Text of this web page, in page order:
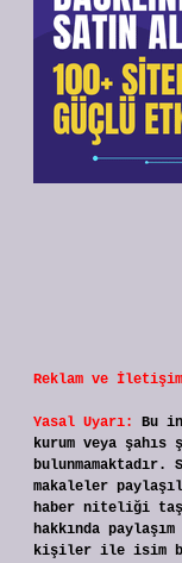
Reklam ve
Yasal Uyarı:
Bu
kurum veya
bulunmamaktadır.
makaleler
haber niteliği
hakkında
kişiler ile isim